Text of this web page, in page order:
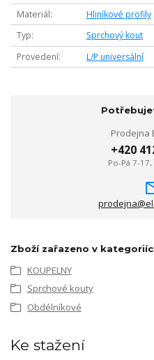
Materiál
Hliníkové profily
Typ
Sprchový kout
Provedení
L/P universální
Prodejna
+420
Po-Pá 7-
Zboží zařazeno v
KOUPELNY
Sprchové kouty
Obdélníkové
Ke stažení